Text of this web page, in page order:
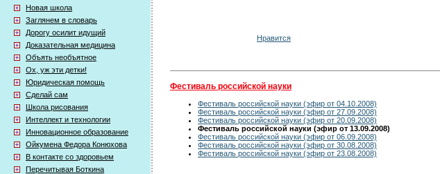
Новая школа
Заглянем в словарь
Дорогу осилит идущий
Доказательная медицина
Объять необъятное
Ох, уж эти детки!
Юридическая помощь
Сделай сам
Школа рисования
Интеллект и технологии
Инновационное образование
Ойкумена Федора Конюхова
В контакте со здоровьем
Перечитывая Боткина
Нравится
Фестиваль российской науки
Фестиваль российской науки (эфир от 04.10.2008)
Фестиваль российской науки (эфир от 27.09.2008)
Фестиваль российской науки (эфир от 20.09.2008)
Фестиваль российской науки (эфир от 13.09.2008)
Фестиваль российской науки (эфир от 06.09.2008)
Фестиваль российской науки (эфир от 30.08.2008)
Фестиваль российской науки (эфир от 23.08.2008)